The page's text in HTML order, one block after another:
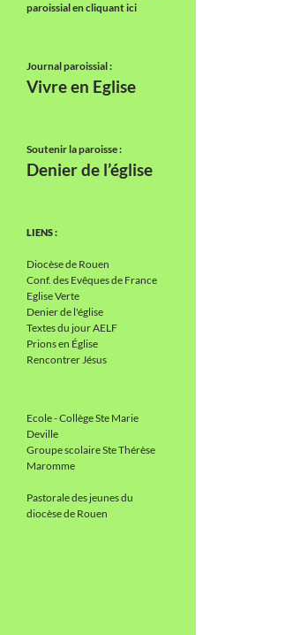
paroissial en cliquant ici
Journal paroissial :
Vivre en Eglise
Soutenir la paroisse :
Denier de l’église
LIENS :
Diocèse de Rouen
Conf. des Evêques de France
Eglise Verte
Denier de l'église
Textes du jour AELF
Prions en Église
Rencontrer Jésus
Ecole - Collège Ste Marie
Deville
Groupe scolaire Ste Thérèse
Maromme
Pastorale des jeunes du
diocèse de Rouen